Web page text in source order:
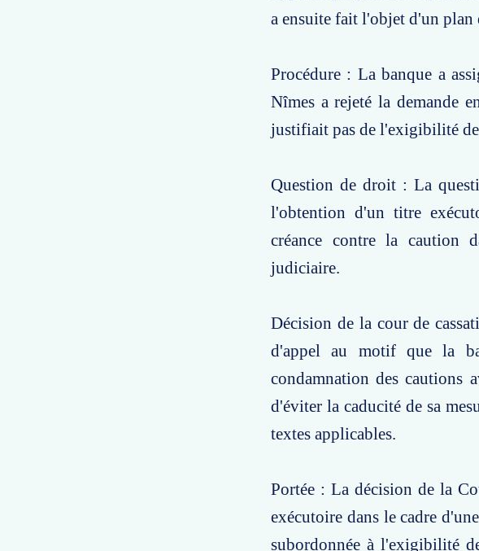
a ensuite fait l'objet d'un plan
Procédure : La banque a
Nîmes a rejeté la demande
justifiait pas de l'exigibilité de
Question de droit : La
l'obtention d'un titre
créance contre la caution
judiciaire.
Décision de la cour de
d'appel au motif que la
condamnation des cautions
d'éviter la caducité de sa
textes applicables.
Portée : La décision de la
exécutoire dans le cadre
subordonnée à l'exigibilité